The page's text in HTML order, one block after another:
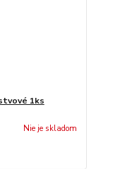
1ks
Nie je skladom